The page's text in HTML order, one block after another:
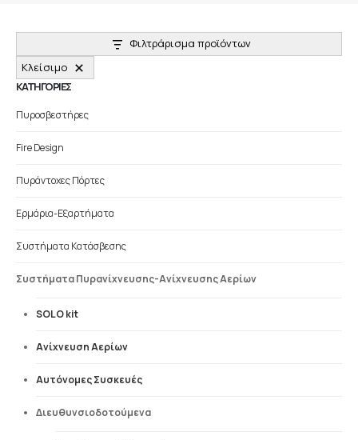
Φιλτράρισμα προϊόντων
Κλείσιμο
ΚΑΤΗΓΟΡΙΕΣ
Πυροσβεστήρες
Fire Design
Πυράντοχες Πόρτες
Ερμάρια-Εξαρτήματα
Συστήματα Κατάσβεσης
Συστήματα Πυρανίχνευσης-Ανίχνευσης Αερίων
SOLO kit
Ανίχνευση Αερίων
Αυτόνομες Συσκευές
Διευθυνσιοδοτούμενα